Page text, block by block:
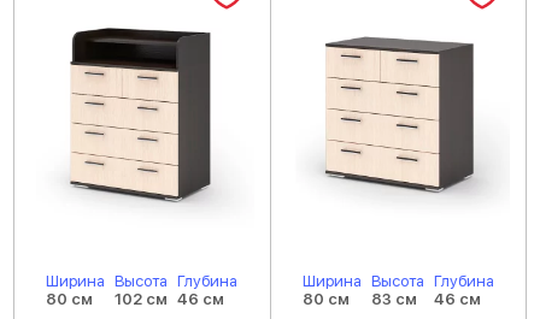
Ширина
80 см
Высота
102 см
Глубина
46 см
Ширина
80 см
Высота
83 см
Глубина
46 см